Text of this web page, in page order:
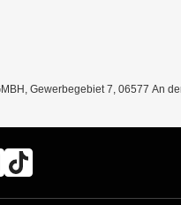
Gewerbegebiet 7, 06577 An